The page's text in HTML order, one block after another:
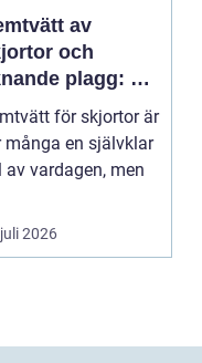
av
och
plagg: Så
i
för skjortor är
många en självklar
av vardagen, men
2026